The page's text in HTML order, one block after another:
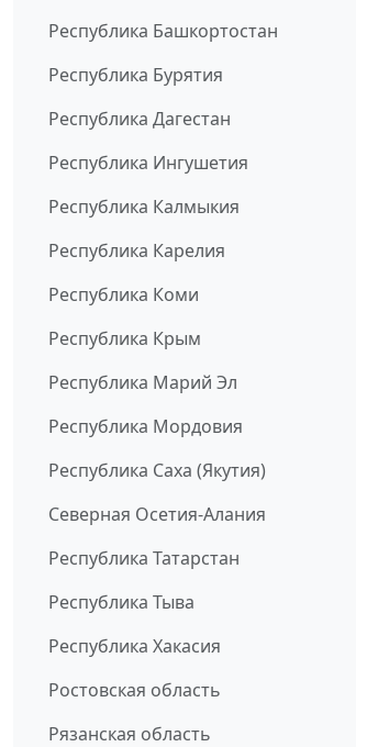
Республика Башкортостан
Республика Бурятия
Республика Дагестан
Республика Ингушетия
Республика Калмыкия
Республика Карелия
Республика Коми
Республика Крым
Республика Марий Эл
Республика Мордовия
Республика Саха (Якутия)
Северная Осетия-Алания
Республика Татарстан
Республика Тыва
Республика Хакасия
Ростовская область
Рязанская область